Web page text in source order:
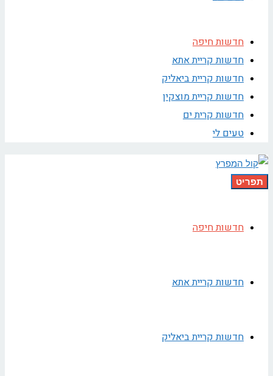
חדשות חיפה
חדשות קריית אתא
חדשות קריית ביאליק
חדשות קריית מוצקין
חדשות קרית ים
טעים לי
תפריט
חדשות חיפה
חדשות קריית אתא
חדשות קריית ביאליק